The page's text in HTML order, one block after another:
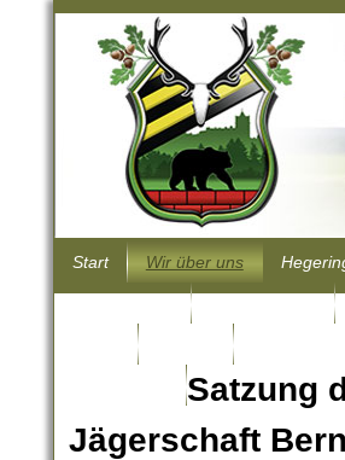
Start Wir über uns
Satzung
Jägerschaft